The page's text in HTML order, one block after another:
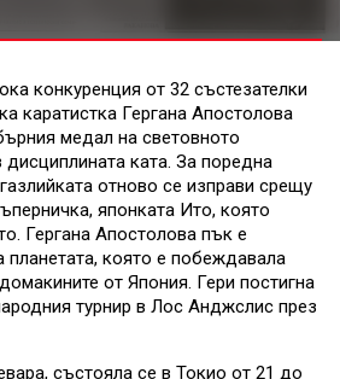
конкуренция от 32 състезателки
каратистка Гергана Апостолова
медал на световното
ката. За поредна
отново се изправи срещу
японката Ито, която
Гергана Апостолова пък е
планетата, която е побеждавала
от Япония. Гери постигна
турнир в Лос Анджслис през
състояла се в Токио от 21 до